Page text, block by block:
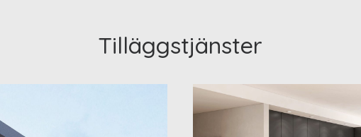
Tilläggstjänster